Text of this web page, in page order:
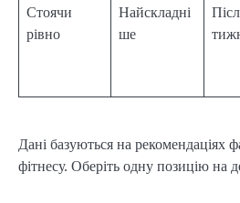
Стоячи
рівно
Найскладні
ше
Дані базуються на рекомендаціях
фітнесу. Оберіть одну позицію на